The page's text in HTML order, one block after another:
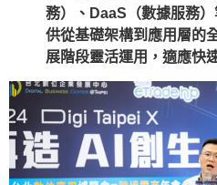
務）、DaaS（數據服務
供從基礎架構到應用層的
展階段靈活運用，適應快